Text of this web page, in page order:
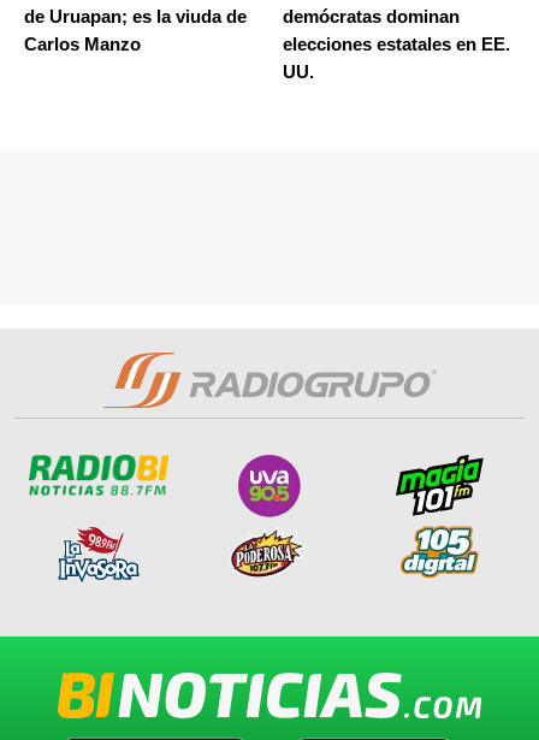
de Uruapan; es la viuda de
Carlos Manzo
demócratas dominan
elecciones estatales en EE.
UU.